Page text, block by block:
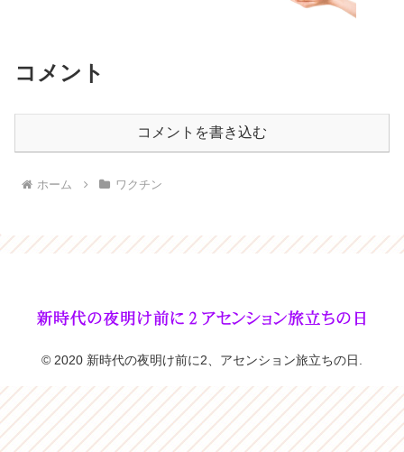
コメント
コメントを書き込む
ホーム ワクチン
© 2020 新時代の夜明け前に2、アセンション旅立ちの日.